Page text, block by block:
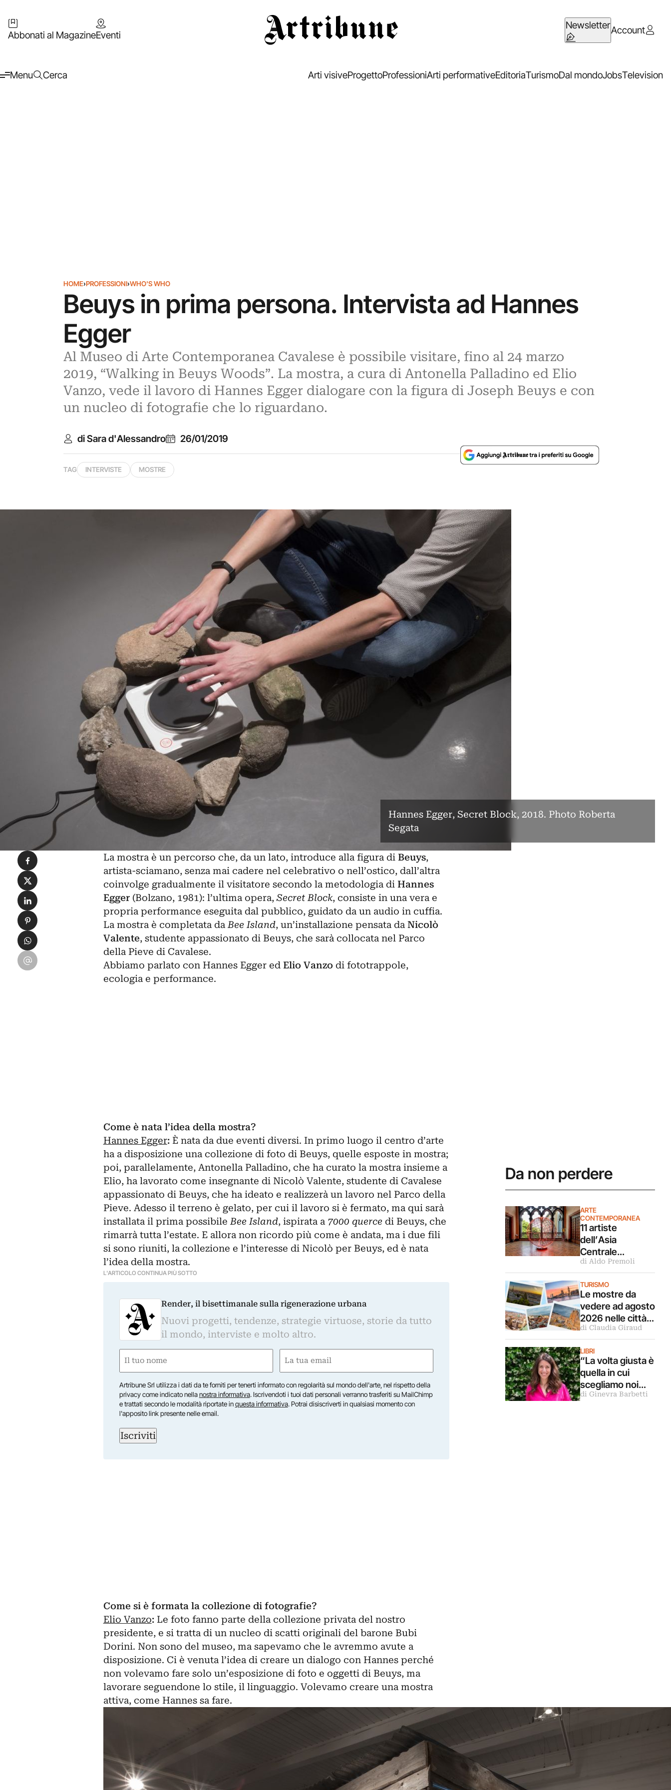
Abbonati al MagazineEventi
NewsletterAccount
Menu Cerca Arti visiveProgettoProfessioniArti performativeEditoriaTurismoDal mondoJobsTelevision
HOME›PROFESSIONI›WHO'S WHO
Beuys in prima persona. Intervista ad Hannes
Egger
Al Museo di Arte Contemporanea Cavalese è possibile visitare, fino al 24 marzo
2019, “Walking in Beuys Woods”. La mostra, a cura di Antonella Palladino ed Elio
Vanzo, vede il lavoro di Hannes Egger dialogare con la figura di Joseph Beuys e con
un nucleo di fotografie che lo riguardano.
di Sara d'Alessandro 26/01/2019
TAG INTERVISTE MOSTRE
Hannes Egger, Secret Block, 2018. Photo Roberta
Segata
La mostra è un percorso che, da un lato, introduce alla figura di Beuys,
artista-sciamano, senza mai cadere nel celebrativo o nell’ostico, dall’altra
coinvolge gradualmente il visitatore secondo la metodologia di Hannes
Egger(Bolzano, 1981): l’ultima opera,Secret Block, consiste in una vera e
propria performance eseguita dal pubblico, guidato da un audio in cuffia.
La mostra è completata daBee Island, un’installazione pensata daNicolò
Valente, studente appassionato di Beuys, che sarà collocata nel Parco
della Pieve di Cavalese.
Abbiamo parlato con Hannes Egger ed Elio Vanzo di fototrappole,
ecologia e performance.
Come è nata l’idea della mostra?
Hannes Egger:È nata da due eventi diversi. In primo luogo il centro d’arte
ha a disposizione una collezione di foto di Beuys, quelle esposte in mostra;
poi, parallelamente, Antonella Palladino, che ha curato la mostra insieme a
Elio, ha lavorato come insegnante di Nicolò Valente, studente di Cavalese
appassionato di Beuys, che ha ideato e realizzerà un lavoro nel Parco della
Pieve. Adesso il terreno è gelato, per cui il lavoro si è fermato, ma qui sarà
installata il prima possibileBee Island, ispirata a 7000 quercedi Beuys, che
rimarrà tutta l’estate. E allora non ricordo più come è andata, ma i due fili
si sono riuniti, la collezione e l’interesse di Nicolò per Beuys, ed è nata
l’idea della mostra.
L'ARTICOLO CONTINUA PIÙ SOTTO
Render, il bisettimanale sulla rigenerazione urbana
Nuovi progetti, tendenze, strategie virtuose, storie da tutto
il mondo, interviste e molto altro.
Nome
Nome
Email
Artribune Srl utilizza i dati da te forniti per tenerti informato con regolarità sul mondo dell'arte, nel rispetto della
privacy come indicato nellanostra informativa. Iscrivendoti i tuoi dati personali verranno trasferiti su MailChimp
e trattati secondo le modalità riportate inquesta informativa. Potrai disiscriverti in qualsiasi momento con
l'apposito link presente nelle email.
Iscriviti
Come si è formata la collezione di fotografie?
Elio Vanzo:Le foto fanno parte della collezione privata del nostro
presidente, e si tratta di un nucleo di scatti originali del barone Bubi
Dorini. Non sono del museo, ma sapevamo che le avremmo avute a
disposizione. Ci è venuta l’idea di creare un dialogo con Hannes perché
non volevamo fare solo un’esposizione di foto e oggetti di Beuys, ma
lavorare seguendone lo stile, il linguaggio. Volevamo creare una mostra
attiva, come Hannes sa fare.
Da non perdere
ARTE
CONTEMPORANEA
11 artiste
dell’Asia
Centrale
rileggono la
Turandot in
questa mostra a
Venezia
di Aldo Premoli
TURISMO
Le mostre da
vedere ad agosto
2026 nelle città
d’arte europee
di Claudia Giraud
LIBRI
“La volta giusta è
quella in cui
scegliamo noi
stessi”.
di Ginevra Barbetti
Condividi su Facebook
Condividi su X
Condividi su LinkedIn
Condividi su Pinterest
Condividi su WhatsApp
Condividi su Email